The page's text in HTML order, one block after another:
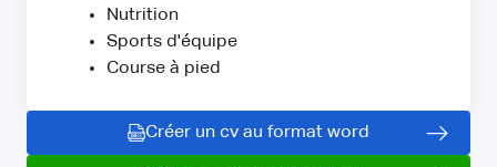
Nutrition
Sports d'équipe
Course à pied
Créer un cv au format word